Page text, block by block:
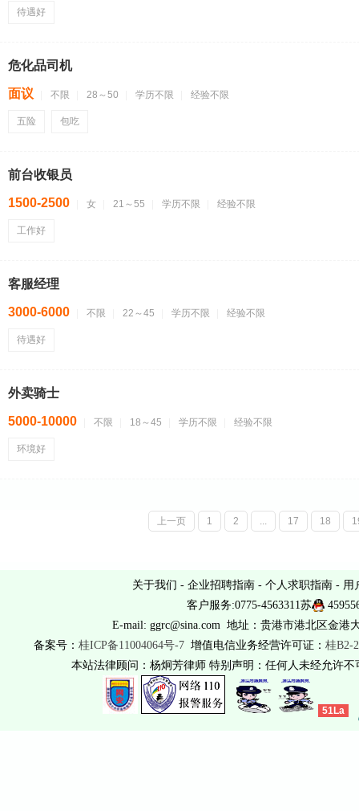
待遇好
危化品司机
面议 不限 28～50 学历不限 经验不限
五险 包吃
前台收银员
1500-2500 女 21～55 学历不限 经验不限
工作好
客服经理
3000-6000 不限 22～45 学历不限 经验不限
待遇好
外卖骑士
5000-10000 不限 18～45 学历不限 经验不限
环境好
上一页 1 2 17 18
关于我们 - 企业招聘指南 - 个人求职指南 - 用
客户服务:0775-4563311苏
E-mail: ggrc@sina.com 地址：贵港市港北区金港
备案号： 桂ICP备11004064号-7增值电信业务经营许可证： 桂B2-
本站法律顾问：杨炯芳律师 特别声明：任何人未经允许
51La